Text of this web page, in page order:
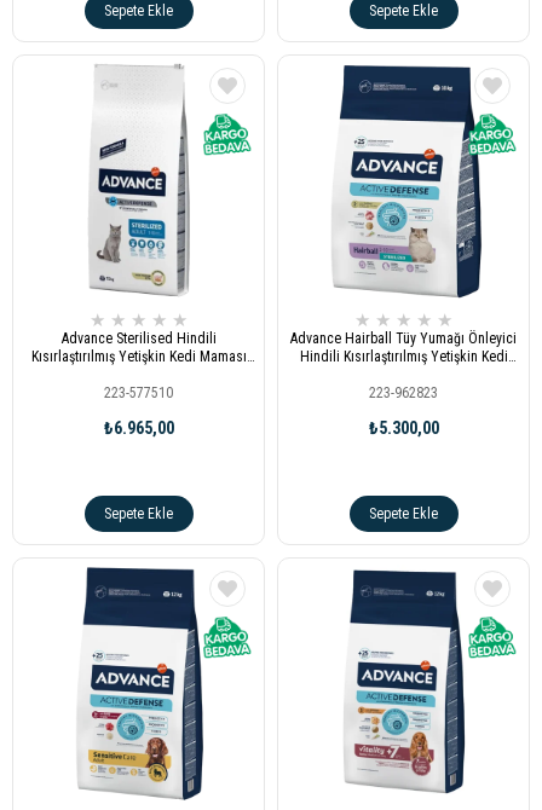
Sepete Ekle Sepete Ekle
★ ★ ★ ★ ★
Advance Sterilised Hindili
Kısırlaştırılmış Yetişkin Kedi Maması
223-577510
₺6.965,00
Sepete Ekle
★ ★ ★ ★ ★
Advance Hairball Tüy Yumağı Önleyici
Hindili Kısırlaştırılmış Yetişkin Kedi
223-962823
₺5.300,00
Sepete Ekle